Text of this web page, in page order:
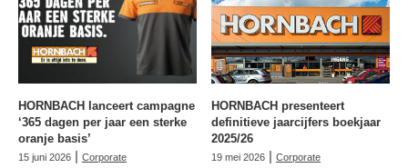
HORNBACH lanceert campagne
‘365 dagen per jaar een sterke
oranje basis’
15 juni 2026 | Corporate
HORNBACH presenteert
definitieve jaarcijfers boekjaar
2025/26
19 mei 2026 | Corporate